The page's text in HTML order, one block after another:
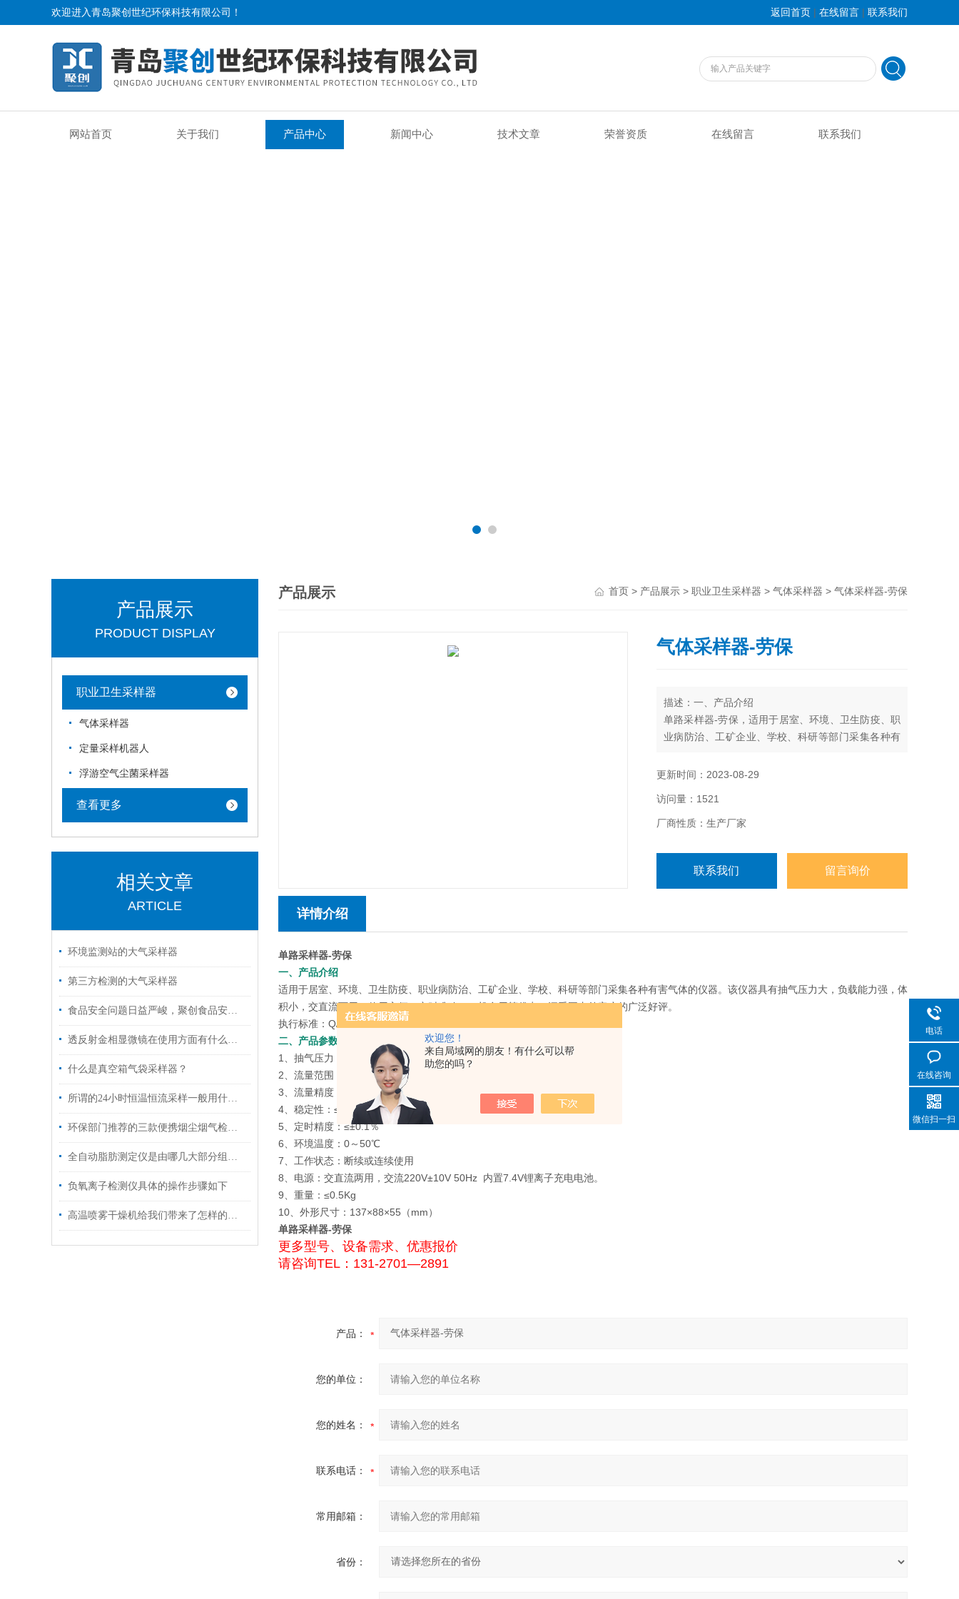
欢迎您！
来自局域网的朋友！有什么可以帮
助您的吗？
欢迎进入青岛聚创世纪环保科技有限公司！ 返回首页 | 在线留言 | 联系我们
网站首页 关于我们 产品中心 新闻中心 技术文章 荣誉资质 在线留言 联系我们
产品展示
PRODUCT DISPLAY
职业卫生采样器
气体采样器
定量采样机器人
浮游空气尘菌采样器
查看更多
相关文章
ARTICLE
环境监测站的大气采样器
第三方检测的大气采样器
食品安全问题日益严峻，聚创食品安全检测仪来帮您
透反射金相显微镜在使用方面有什么小技巧吗？
什么是真空箱气袋采样器？
所谓的24小时恒温恒流采样一般用什么仪器？
环保部门推荐的三款便携烟尘烟气检测仪
全自动脂肪测定仪是由哪几大部分组成的呢？
负氧离子检测仪具体的操作步骤如下
高温喷雾干燥机给我们带来了怎样的特点呢？
产品展示 首页 > 产品展示 > 职业卫生采样器 > 气体采样器 > 气体采样器-劳保
气体采样器-劳保
描述：一、产品介绍
单路采样器-劳保，适用于居室、环境、卫生防疫、职
业病防治、工矿企业、学校、科研等部门采集各种有
强，体积小，交直流两用，使用方便、定时准确、一
执行标准：Q/320925JYH02-2011
更新时间：2023-08-29
访问量：1521
厂商性质：生产厂家
联系我们 留言询价
详情介绍
单路采样器-劳保
一、产品介绍
适用于居室、环境、卫生防疫、职业病防治、工矿企业、学校、科研等部门采集各种有害气体的仪器。该仪器具有抽气压力大，负载能力强，体
积小，交直流两用，使用方便、定时准确、一机多用等优点，深受国内外客户的广泛好评。
执行标准：Q/320925JYH02-2011
二、产品参数
1、抽气压力：>35000Pa
2、流量范围： 0.1~1.5L/min；
3、流量精度：≤±5%
4、稳定性：≤5％
5、定时精度：≤±0.1％
6、环境温度：0～50℃
7、工作状态：断续或连续使用
8、电源：交直流两用，交流220V±10V 50Hz 内置7.4V锂离子充电电池。
9、重量：≤0.5Kg
10、外形尺寸：137×88×55（mm）
单路采样器-劳保
更多型号、设备需求、优惠报价
请咨询TEL：131-2701—2891
产品：
您的单位：
您的姓名：
联系电话：
常用邮箱：
省份：
电话
在线咨询
微信扫一扫